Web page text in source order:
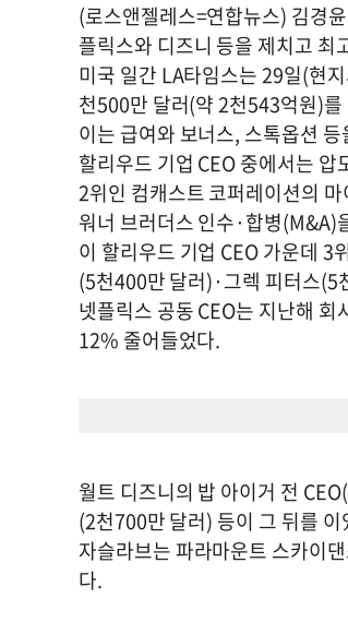
(로스앤젤레스=연합뉴스) 김경
플릭스와 디즈니 등을 제치고 최
미국 일간 LA타임스는 29일(현
천500만 달러(약 2천543억원)
이는 급여와 보너스, 스톡옵션
할리우드 기업 CEO 중에서는 압
2위인 컴캐스트 코퍼레이션의
워너 브러더스 인수·합병(M&A)
이 할리우드 기업 CEO 가운데 3
(5천400만 달러)·그렉 피터스(5
넷플릭스 공동 CEO는 지난해
12% 줄어들었다.
월트 디즈니의 밥 아이거 전
(2천700만 달러) 등이 그 뒤를 이
자슬라브는 파라마운트 스카이
다.